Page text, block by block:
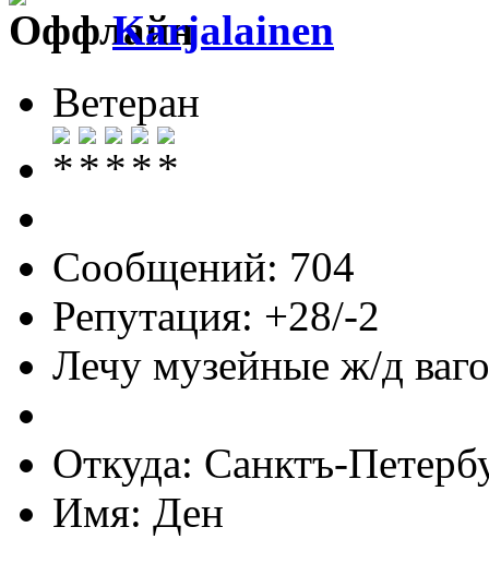
Karjalainen
Ветеран
Сообщений: 704
Репутация: +28/-2
Лечу музейные ж/д
Откуда: Санктъ-
Имя: Ден